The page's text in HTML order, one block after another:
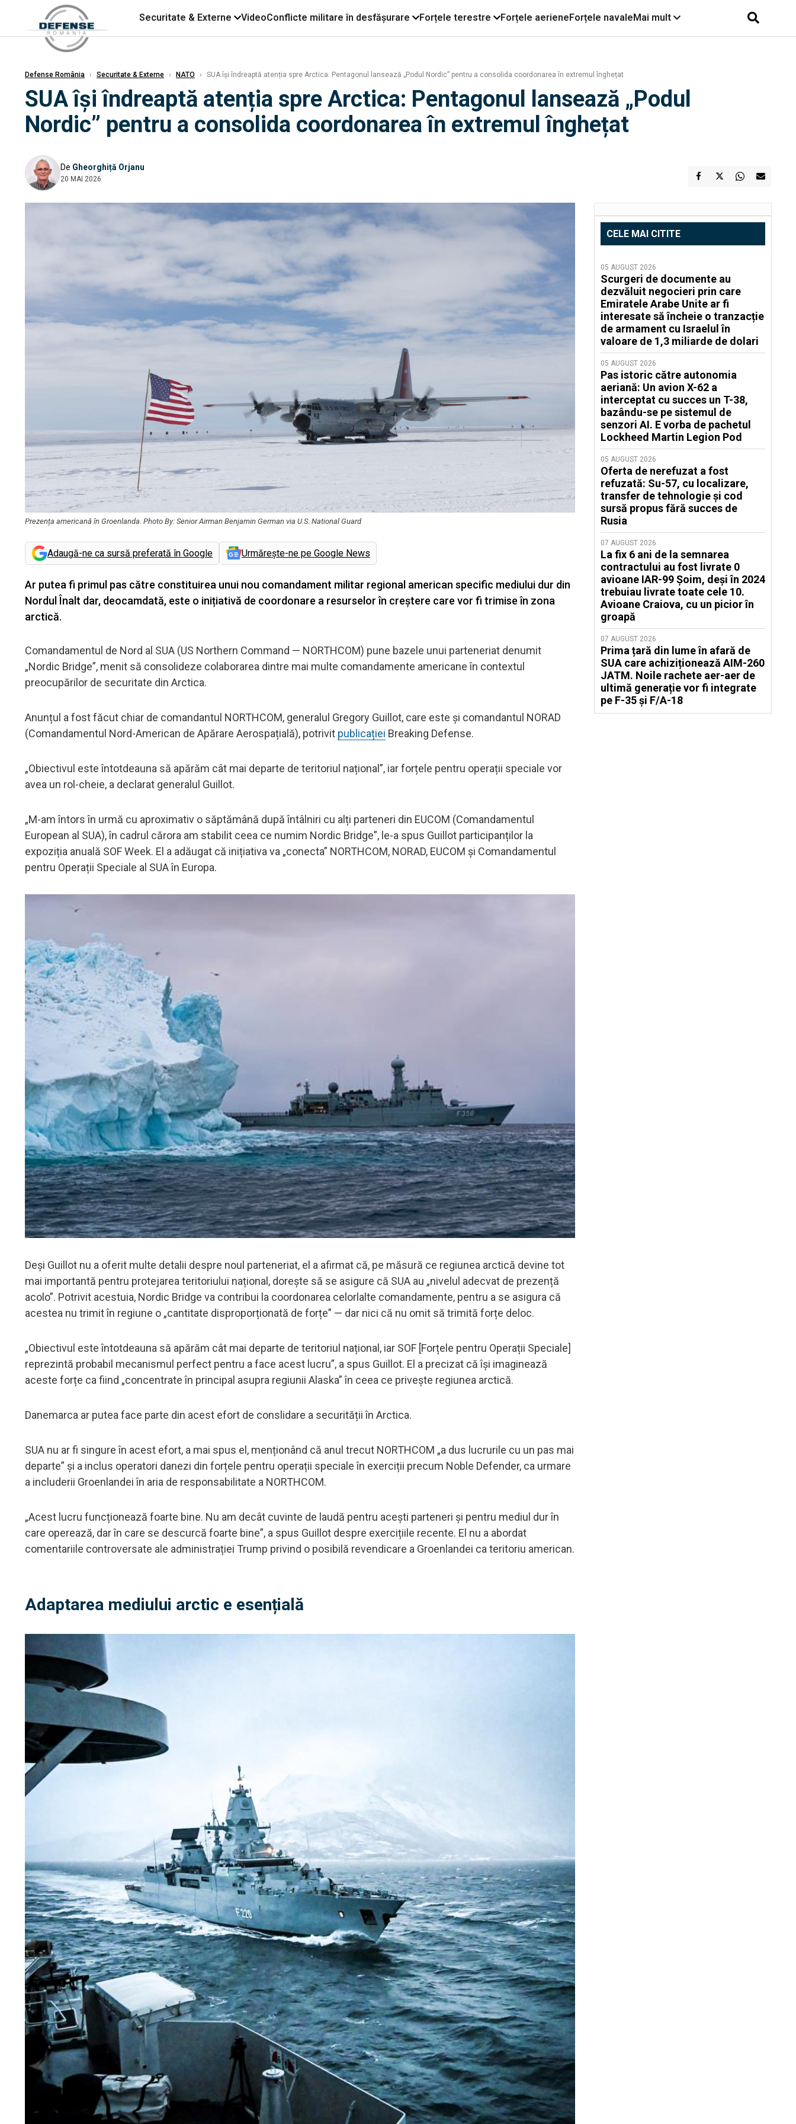
Securitate & Externe VideoConflicte militare în desfășurare Forțele terestre Forțele aerieneForțele navaleMai mult
Defense România › Securitate & Externe › NATO › SUA își îndreaptă atenția spre Arctica: Pentagonul lansează „Podul Nordic” pentru a consolida coordonarea în extremul înghețat
SUA își îndreaptă atenția spre Arctica: Pentagonul lansează „Podul
Nordic” pentru a consolida coordonarea în extremul înghețat
De Gheorghiță Orjanu
20 MAI 2026
Prezența americană în Groenlanda. Photo By: Senior Airman Benjamin German via U.S. National Guard
Adaugă-ne ca sursă preferată în Google Urmărește-ne pe Google News
Ar putea fi primul pas către constituirea unui nou comandament militar regional american specific mediului dur din
Nordul Înalt dar, deocamdată, este o inițiativă de coordonare a resurselor în creștere care vor fi trimise în zona
arctică.
Comandamentul de Nord al SUA (US Northern Command — NORTHCOM) pune bazele unui parteneriat denumit
„Nordic Bridge”, menit să consolideze colaborarea dintre mai multe comandamente americane în contextul
preocupărilor de securitate din Arctica.
Anunțul a fost făcut chiar de comandantul NORTHCOM, generalul Gregory Guillot, care este și comandantul NORAD
(Comandamentul Nord-American de Apărare Aerospațială), potrivit publicației Breaking Defense.
„Obiectivul este întotdeauna să apărăm cât mai departe de teritoriul național”, iar forțele pentru operații speciale vor
avea un rol-cheie, a declarat generalul Guillot.
„M-am întors în urmă cu aproximativ o săptămână după întâlniri cu alți parteneri din EUCOM (Comandamentul
European al SUA), în cadrul cărora am stabilit ceea ce numim Nordic Bridge”, le-a spus Guillot participanților la
expoziția anuală SOF Week. El a adăugat că inițiativa va „conecta” NORTHCOM, NORAD, EUCOM și Comandamentul
pentru Operații Speciale al SUA în Europa.
Deși Guillot nu a oferit multe detalii despre noul parteneriat, el a afirmat că, pe măsură ce regiunea arctică devine tot
mai importantă pentru protejarea teritoriului național, dorește să se asigure că SUA au „nivelul adecvat de prezență
acolo”. Potrivit acestuia, Nordic Bridge va contribui la coordonarea celorlalte comandamente, pentru a se asigura că
acestea nu trimit în regiune o „cantitate disproporționată de forțe” — dar nici că nu omit să trimită forțe deloc.
„Obiectivul este întotdeauna să apărăm cât mai departe de teritoriul național, iar SOF [Forțele pentru Operații Speciale]
reprezintă probabil mecanismul perfect pentru a face acest lucru”, a spus Guillot. El a precizat că își imaginează
aceste forțe ca fiind „concentrate în principal asupra regiunii Alaska” în ceea ce privește regiunea arctică.
Danemarca ar putea face parte din acest efort de conslidare a securității în Arctica.
SUA nu ar fi singure în acest efort, a mai spus el, menționând că anul trecut NORTHCOM „a dus lucrurile cu un pas mai
departe” și a inclus operatori danezi din forțele pentru operații speciale în exerciții precum Noble Defender, ca urmare
a includerii Groenlandei în aria de responsabilitate a NORTHCOM.
„Acest lucru funcționează foarte bine. Nu am decât cuvinte de laudă pentru acești parteneri și pentru mediul dur în
care operează, dar în care se descurcă foarte bine”, a spus Guillot despre exercițiile recente. El nu a abordat
comentariile controversate ale administrației Trump privind o posibilă revendicare a Groenlandei ca teritoriu american.
Adaptarea mediului arctic e esențială
CELE MAI CITITE
05 AUGUST 2026
Scurgeri de documente au
dezvăluit negocieri prin care
Emiratele Arabe Unite ar fi
interesate să încheie o tranzacție
de armament cu Israelul în
valoare de 1,3 miliarde de dolari
05 AUGUST 2026
Pas istoric către autonomia
aeriană: Un avion X-62 a
interceptat cu succes un T-38,
bazându-se pe sistemul de
senzori AI. E vorba de pachetul
Lockheed Martin Legion Pod
05 AUGUST 2026
Oferta de nerefuzat a fost
refuzată: Su-57, cu localizare,
transfer de tehnologie și cod
sursă propus fără succes de
Rusia
07 AUGUST 2026
La fix 6 ani de la semnarea
contractului au fost livrate 0
avioane IAR-99 Șoim, deși în 2024
trebuiau livrate toate cele 10.
Avioane Craiova, cu un picior în
groapă
07 AUGUST 2026
Prima țară din lume în afară de
SUA care achiziționează AIM-260
JATM. Noile rachete aer-aer de
ultimă generație vor fi integrate
pe F-35 și F/A-18